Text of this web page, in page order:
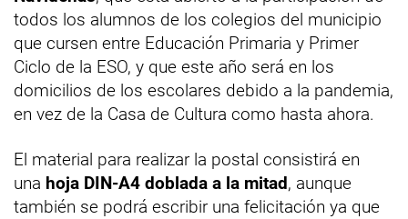
todos los alumnos de los colegios del municipio
que cursen entre Educación Primaria y Primer
Ciclo de la ESO, y que este año será en los
domicilios de los escolares debido a la pandemia,
en vez de la Casa de Cultura como hasta ahora.
El material para realizar la postal consistirá en
una hoja DIN-A4 doblada a la mitad, aunque
también se podrá escribir una felicitación ya que